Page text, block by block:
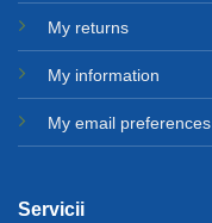
My returns
My information
My email preferences
Servicii